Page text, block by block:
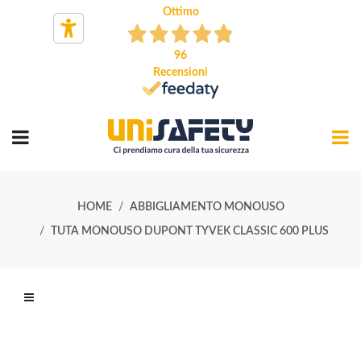
Ottimo
96
Recensioni
HOME ABBIGLIAMENTO MONOUSO
TUTA MONOUSO DUPONT TYVEK CLASSIC 600 PLUS